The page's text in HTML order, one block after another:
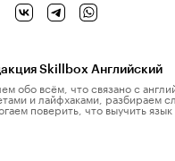
Skillbox Английский
обо всём, что связано с
и лайфхаками, разбираем
поверить, что выучить